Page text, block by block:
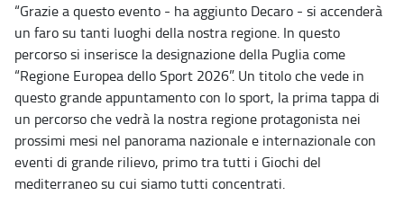
“Grazie a questo evento - ha aggiunto Decaro - si accenderà
un faro su tanti luoghi della nostra regione. In questo
percorso si inserisce la designazione della Puglia come
“Regione Europea dello Sport 2026”. Un titolo che vede in
questo grande appuntamento con lo sport, la prima tappa di
un percorso che vedrà la nostra regione protagonista nei
prossimi mesi nel panorama nazionale e internazionale con
eventi di grande rilievo, primo tra tutti i Giochi del
mediterraneo su cui siamo tutti concentrati.